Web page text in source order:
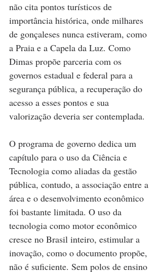
não cita pontos turísticos de
importância histórica, onde milhares
de gonçaleses nunca estiveram, como
a Praia e a Capela da Luz. Como
Dimas propõe parceria com os
governos estadual e federal para a
segurança pública, a recuperação do
acesso a esses pontos e sua
valorização deveria ser contemplada.
O programa de governo dedica um
capítulo para o uso da Ciência e
Tecnologia como aliadas da gestão
pública, contudo, a associação entre a
área e o desenvolvimento econômico
foi bastante limitada. O uso da
tecnologia como motor econômico
cresce no Brasil inteiro, estimular a
inovação, como o documento propõe,
não é suficiente. Sem polos de ensino